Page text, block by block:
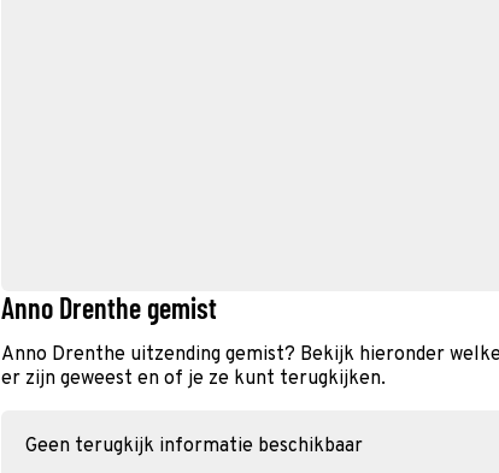
Anno Drenthe gemist
Anno Drenthe uitzending gemist? Bekijk hieronder
er zijn geweest en of je ze kunt terugkijken.
Geen terugkijk informatie beschikbaar